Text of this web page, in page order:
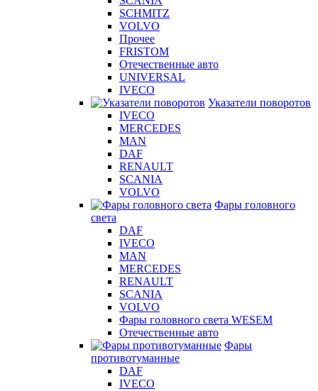
SCHMITZ
VOLVO
Прочее
FRISTOM
Отечественные авто
UNIVERSAL
IVECO
Указатели поворотов
IVECO
MERCEDES
MAN
DAF
RENAULT
SCANIA
VOLVO
Фары головного
света
DAF
IVECO
MAN
MERCEDES
RENAULT
SCANIA
VOLVO
Фары головного света WESEM
Отечественные авто
Фары
противотуманные
DAF
IVECO